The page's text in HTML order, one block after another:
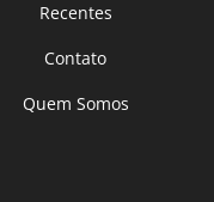
Recentes
Contato
Quem Somos